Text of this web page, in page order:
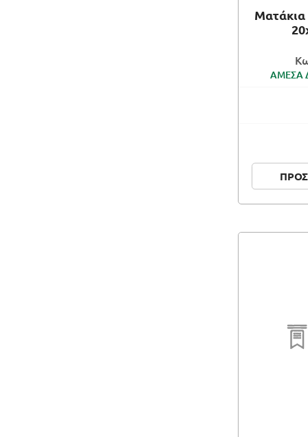
Ματάκια
ΑΜΕΣΑ